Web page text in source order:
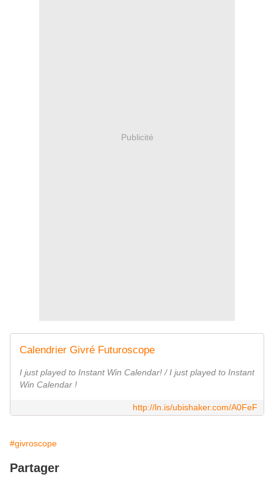
Publicité
Calendrier Givré Futuroscope
I just played to Instant Win Calendar! / I just played to Instant
Win Calendar !
http://ln.is/ubishaker.com/A0FeF
#givroscope
Partager